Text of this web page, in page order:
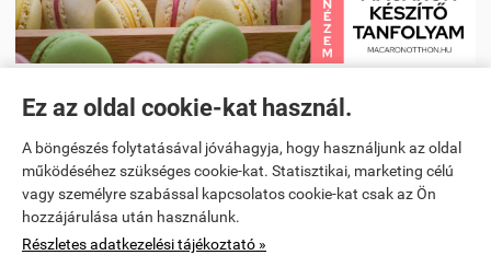
Ez az oldal cookie-kat használ.
A böngészés folytatásával jóváhagyja, hogy használjunk az oldal
működéséhez szükséges cookie-kat. Statisztikai, marketing célú
vagy személyre szabással kapcsolatos cookie-kat csak az Ön
hozzájárulása után használunk.
Részletes adatkezelési tájékoztató »
Receptkönyv e-book és Étrendtervező app|Kezdőlap
Videó receptek megtekintése|Macaron tanfolyam|
Spanyoltanulás magyarul - Online spanyol oktató alkalmazás
Konyhai kiegészítők és kellékek